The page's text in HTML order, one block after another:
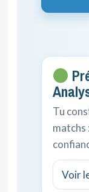
Tu
matchs
Voir